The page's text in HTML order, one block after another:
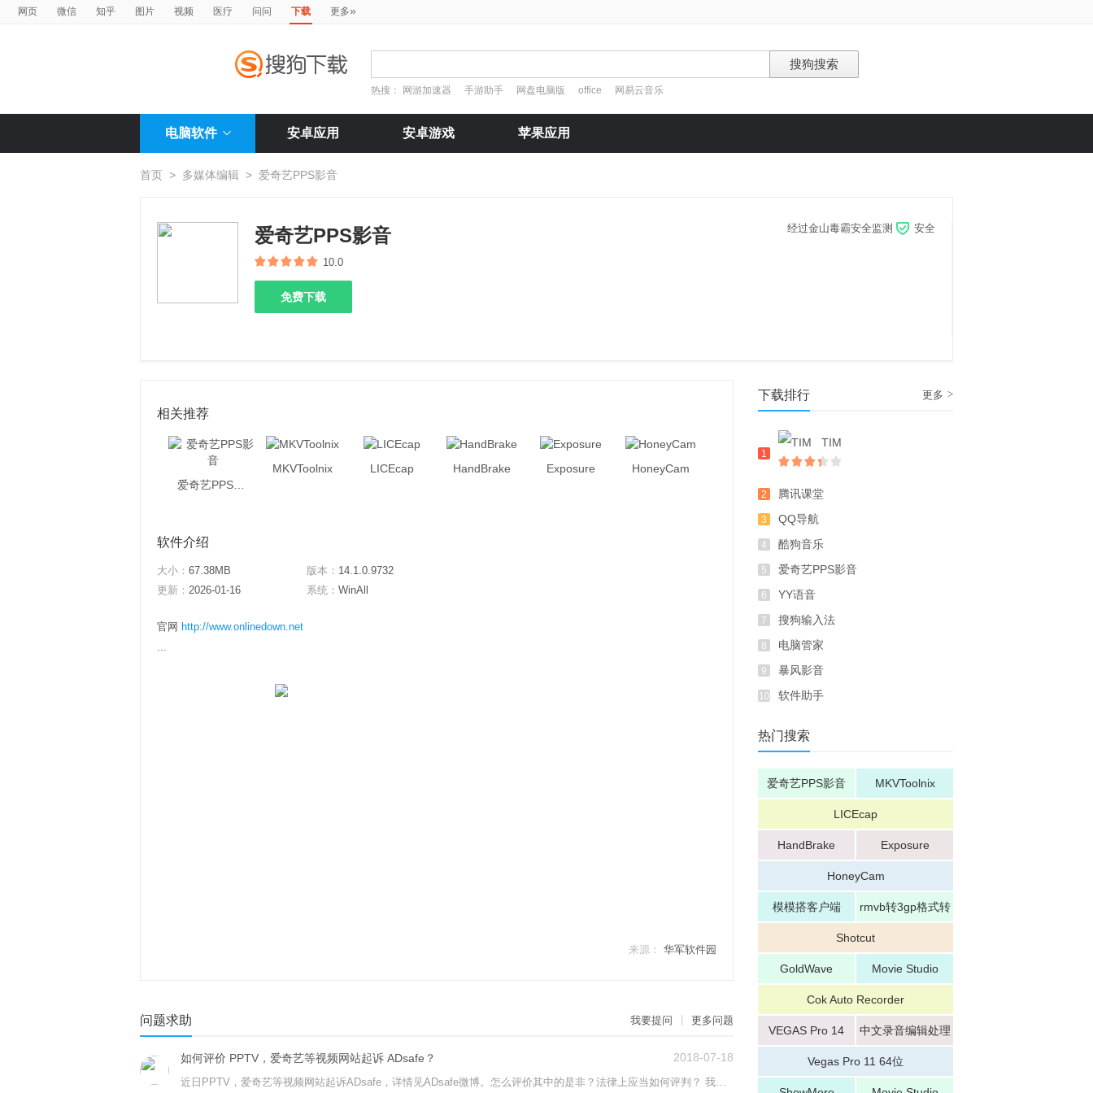
网页 微信 知乎 图片 视频 医疗 问问 下载 更多»
热搜： 网游加速器 手游助手 网盘电脑版 office 网易云音乐
电脑软件 安卓应用 安卓游戏 苹果应用
首页 > 多媒体编辑 > 爱奇艺PPS影音
爱奇艺PPS影音
10.0
免费下载
经过金山毒霸安全监测 安全
相关推荐
MKVToolnix LICEcap HandBrake Exposure HoneyCam
软件介绍
大小： 67.38MB 版本： 14.1.0.9732
更新： 2026-01-16 系统： WinAll
官网 http://www.onlinedown.net
...
来源： 华军软件园
问题求助 我要提问 更多问题
如何评价 PPTV，爱奇艺等视频网站起诉 ADsafe？
近日PPTV，爱奇艺等视频网站起诉ADsafe，详情见ADsafe微博。怎么评价其中的是非？法律上应当如何评判？ 我看到贴吧里很多说法，有一种颇为可恨的说法：人家放广告是天经地义的，不看就别去。然后他们又扯天下没有免费的午餐。我觉得太不靠谱。广告这种东西本来就是网民的一种负担------时间负担、流量负担。第三方工具的介入，是否可行？如果有个人自己精通技术，擅长屏蔽广告，又告诉其他网友屏蔽方法，这又如何？
2018-07-18
下载排行 更多 >
1
TIM
2 腾讯课堂
3 QQ导航
4 酷狗音乐
5 爱奇艺PPS影音
6 YY语音
7 搜狗输入法
8 电脑管家
9 暴风影音
10 软件助手
热门搜索
爱奇艺PPS影音 MKVToolnix
LICEcap
HandBrake Exposure
HoneyCam
模模搭客户端 rmvb转3gp格式转
Shotcut
GoldWave Movie Studio
Cok Auto Recorder
VEGAS Pro 14 中文录音编辑处理
器
Vegas Pro 11 64位